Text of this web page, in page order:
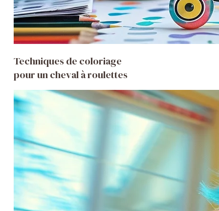
Techniques de coloriage
pour un cheval à roulettes